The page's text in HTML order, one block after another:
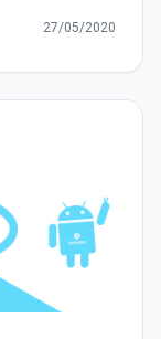
27/05/2020